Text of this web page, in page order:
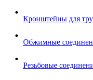
Кронштейны для
Обжимные
Резьбовые